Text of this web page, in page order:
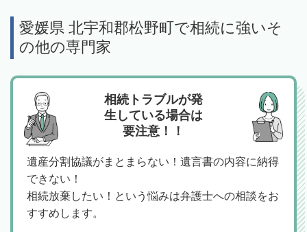
愛媛県 北宇和郡松野町で相続に強いそ
の他の専門家
相続トラブルが発
生している場合は
要注意！！
遺産分割協議がまとまらない！遺言書の内容に納得
できない！
相続放棄したい！という悩みは弁護士への相談をお
すすめします。